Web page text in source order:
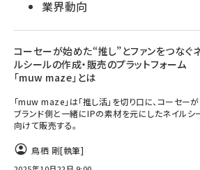
業界動向
コーセーが始めた“推し”とファンをつなぐ
ルシールの作成・販売のプラットフォーム
「muw maze」とは
「muw maze」は「推し活」を切り口に、コーセー
ブランド側と一緒にIPの素材を元にしたネイルシ
向けて販売する。
鳥栖 剛[執筆]